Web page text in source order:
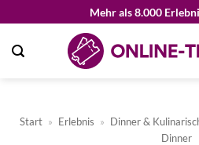
springen
Mehr als 8.000
Start » Erlebnis » Dinner &
Dinner